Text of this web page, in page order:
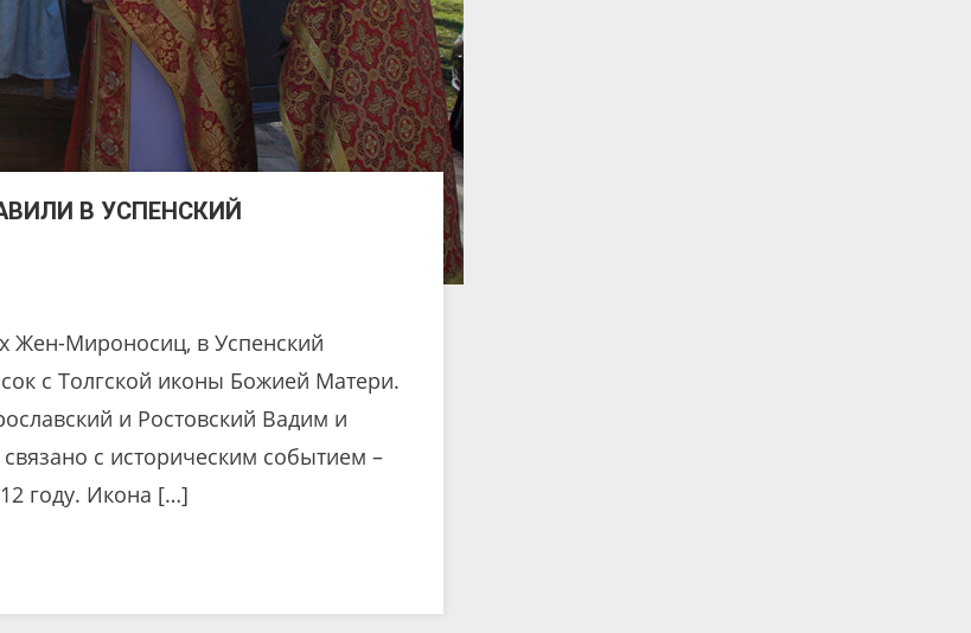
В УСПЕНСКИЙ
Жен-Мироносиц, в Успенский
с Толгской иконы Божией Матери.
и Ростовский Вадим и
с историческим событием –
году. Икона […]